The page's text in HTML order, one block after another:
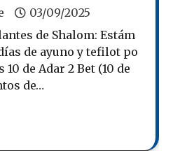
03/09/2025
de Shalom: Estám
de ayuno y tefilot po
de Adar 2 Bet (10 de
de…